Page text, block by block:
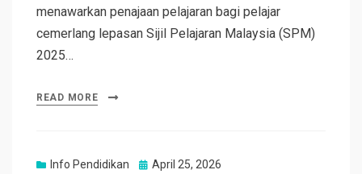
menawarkan penajaan pelajaran bagi pelajar
cemerlang lepasan Sijil Pelajaran Malaysia (SPM)
2025…
READ MORE
Info Pendidikan
Posted
April 25, 2026